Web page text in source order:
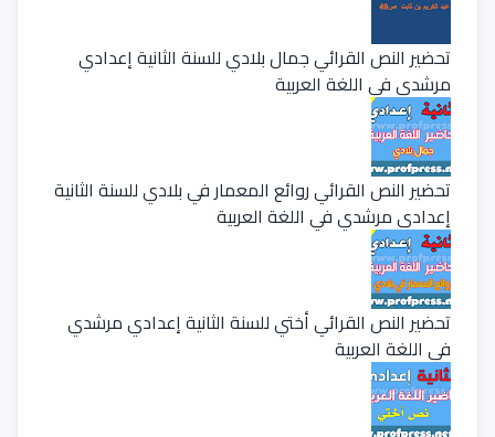
تحضير النص القرائي جمال بلادي للسنة الثانية إعدادي
مرشدي في اللغة العربية
تحضير النص القرائي روائع المعمار في بلادي للسنة الثانية
إعدادي مرشدي في اللغة العربية
تحضير النص القرائي أختي للسنة الثانية إعدادي مرشدي
في اللغة العربية